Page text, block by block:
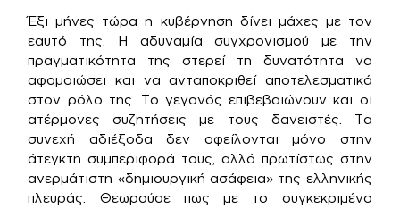
Έξι μήνες τώρα η κυβέρνηση δίνει μάχες με τον
εαυτό της. Η αδυναμία συγχρονισμού με την
πραγματικότητα της στερεί τη δυνατότητα να
αφομοιώσει και να ανταποκριθεί αποτελεσματικά
στον ρόλο της. Το γεγονός επιβεβαιώνουν και οι
ατέρμονες συζητήσεις με τους δανειστές. Τα
συνεχή αδιέξοδα δεν οφείλονται μόνο στην
άτεγκτη συμπεριφορά τους, αλλά πρωτίστως στην
ανερμάτιστη «δημιουργική ασάφεια» της ελληνικής
πλευράς. Θεωρούσε πως με το συγκεκριμένο